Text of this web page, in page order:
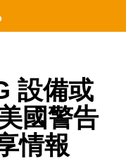
設備或
國警告
情報